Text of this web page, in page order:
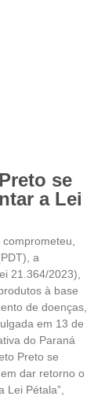
se
a Lei
a
21.364/2023),
à base
de doenças,
em 13 de
do Paraná
Preto se
dar retorno o
Pétala”,